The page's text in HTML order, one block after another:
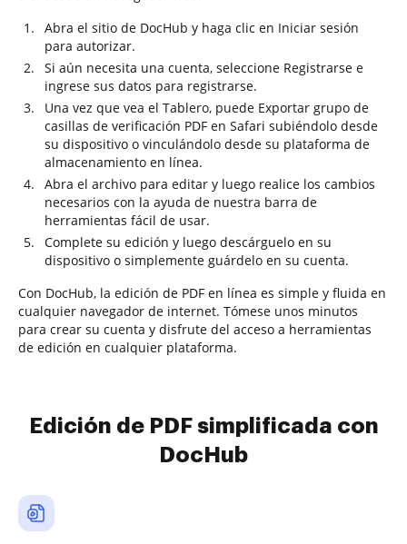
Abra el sitio de DocHub y haga clic en Iniciar sesión
para autorizar.
Si aún necesita una cuenta, seleccione Registrarse e
ingrese sus datos para registrarse.
Una vez que vea el Tablero, puede Exportar grupo de
casillas de verificación PDF en Safari subiéndolo desde
su dispositivo o vinculándolo desde su plataforma de
almacenamiento en línea.
Abra el archivo para editar y luego realice los cambios
necesarios con la ayuda de nuestra barra de
herramientas fácil de usar.
Complete su edición y luego descárguelo en su
dispositivo o simplemente guárdelo en su cuenta.
Con DocHub, la edición de PDF en línea es simple y fluida en
cualquier navegador de internet. Tómese unos minutos
para crear su cuenta y disfrute del acceso a herramientas
de edición en cualquier plataforma.
Edición de PDF simplificada con
DocHub